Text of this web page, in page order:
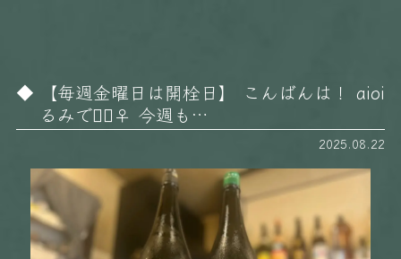
【毎週金曜日は開栓日】 こんばんは！ aioi
るみです🏻‍♀️ 今週も…
2025.08.22